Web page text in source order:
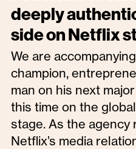
deeply
side on Netflix
We are
champion,
man on his next
this time on the
stage. As the agency
Netflix’s media